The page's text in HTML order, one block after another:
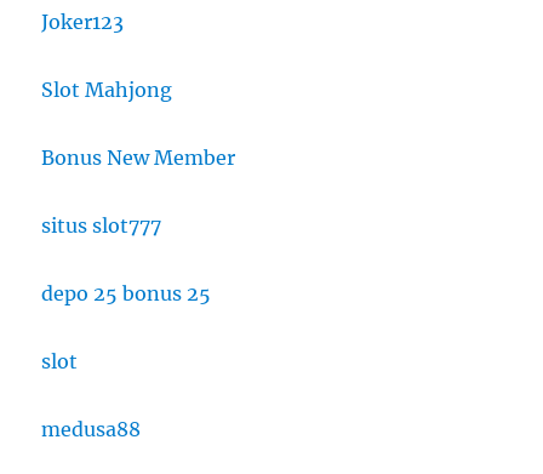
Joker123
Slot Mahjong
Bonus New Member
situs slot777
depo 25 bonus 25
slot
medusa88